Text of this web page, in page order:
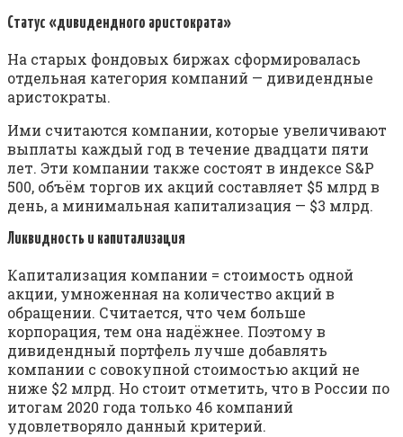
Статус «дивидендного аристократа»
На старых фондовых биржах сформировалась
отдельная категория компаний — дивидендные
аристократы.
Ими считаются компании, которые увеличивают
выплаты каждый год в течение двадцати пяти
лет. Эти компании также состоят в индексе S&P
500, объём торгов их акций составляет $5 млрд в
день, а минимальная капитализация — $3 млрд.
Ликвидность и капитализация
Капитализация компании = стоимость одной
акции, умноженная на количество акций в
обращении. Считается, что чем больше
корпорация, тем она надёжнее. Поэтому в
дивидендный портфель лучше добавлять
компании с совокупной стоимостью акций не
ниже $2 млрд. Но стоит отметить, что в России по
итогам 2020 года только 46 компаний
удовлетворяло данный критерий.